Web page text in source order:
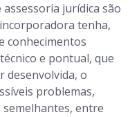
jurídica são
tenha,
conhecimentos
e pontual, que
desenvolvida, o
problemas,
entre